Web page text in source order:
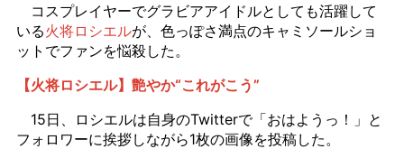
コスプレイヤーでグラビアアイドルとしても活躍して
いる火将ロシエルが、色っぽさ満点のキャミソールショ
ットでファンを悩殺した。
【火将ロシエル】艶やか“これがこう”
15日、ロシエルは自身のTwitterで「おはようっ！」と
フォロワーに挨拶しながら1枚の画像を投稿した。